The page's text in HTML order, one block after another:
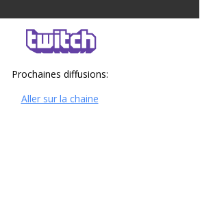
Prochaines diffusions:
Aller sur la chaine